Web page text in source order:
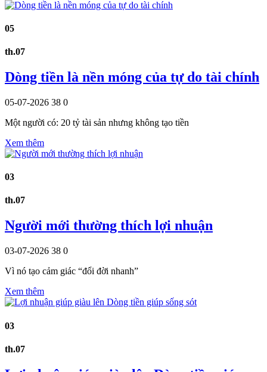
05
th.07
Dòng tiền là nền móng của tự do tài chính
05-07-2026 38 0
Một người có: 20 tỷ tài sản nhưng không tạo tiền
Xem thêm
03
th.07
Người mới thường thích lợi nhuận
03-07-2026 38 0
Vì nó tạo cảm giác “đổi đời nhanh”
Xem thêm
03
th.07